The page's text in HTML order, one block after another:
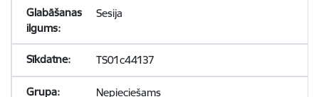
Sesija
TS01c44137
Nepieciešams